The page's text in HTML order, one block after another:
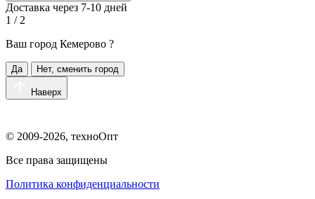
Доставка через 7-10 дней
1 / 2
Ваш город Кемерово ?
Да Нет, сменить город
Наверх
© 2009-2026, техноОпт
Все права защищены
Политика конфиденциальности